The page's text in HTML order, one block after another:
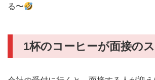
る〜
1杯のコーヒーが面接の